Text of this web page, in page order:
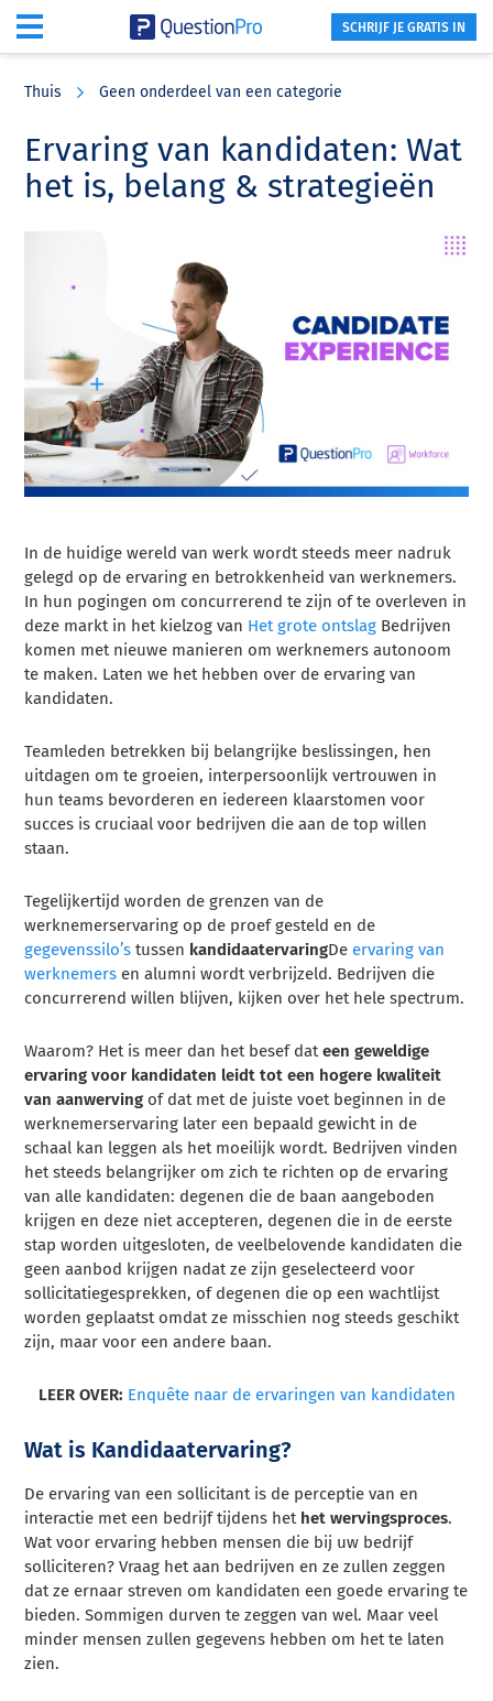
content
sidebar
SCHRIJF JE GRATIS IN
Thuis Geen onderdeel van een categorie
Ervaring van kandidaten: Wat
het is, belang & strategieën
In de huidige wereld van werk wordt steeds meer nadruk
gelegd op de ervaring en betrokkenheid van werknemers.
In hun pogingen om concurrerend te zijn of te overleven in
deze markt in het kielzog van Het grote ontslag Bedrijven
komen met nieuwe manieren om werknemers autonoom
te maken. Laten we het hebben over de ervaring van
kandidaten.
Teamleden betrekken bij belangrijke beslissingen, hen
uitdagen om te groeien, interpersoonlijk vertrouwen in
hun teams bevorderen en iedereen klaarstomen voor
succes is cruciaal voor bedrijven die aan de top willen
staan.
Tegelijkertijd worden de grenzen van de
werknemerservaring op de proef gesteld en de
gegevenssilo’s tussen kandidaatervaringDe ervaring van
werknemers en alumni wordt verbrijzeld. Bedrijven die
concurrerend willen blijven, kijken over het hele spectrum.
Waarom? Het is meer dan het besef dateen geweldige
ervaring voor kandidaten leidt tot een hogere kwaliteit
van aanwerving of dat met de juiste voet beginnen in de
werknemerservaring later een bepaald gewicht in de
schaal kan leggen als het moeilijk wordt. Bedrijven vinden
het steeds belangrijker om zich te richten op de ervaring
van alle kandidaten: degenen die de baan aangeboden
krijgen en deze niet accepteren, degenen die in de eerste
stap worden uitgesloten, de veelbelovende kandidaten die
geen aanbod krijgen nadat ze zijn geselecteerd voor
sollicitatiegesprekken, of degenen die op een wachtlijst
worden geplaatst omdat ze misschien nog steeds geschikt
zijn, maar voor een andere baan.
LEER OVER: Enquête naar de ervaringen van kandidaten
Wat is Kandidaatervaring?
De ervaring van een sollicitant is de perceptie van en
interactie met een bedrijf tijdens hethet wervingsproces.
Wat voor ervaring hebben mensen die bij uw bedrijf
solliciteren? Vraag het aan bedrijven en ze zullen zeggen
dat ze ernaar streven om kandidaten een goede ervaring te
bieden. Sommigen durven te zeggen van wel. Maar veel
minder mensen zullen gegevens hebben om het te laten
zien.